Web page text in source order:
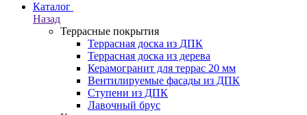
Каталог
Назад
Террасные покрытия
Террасная доска из ДПК
Террасная доска из дерева
Керамогранит для террас 20 мм
Вентилируемые фасады из ДПК
Ступени из ДПК
Лавочный брус